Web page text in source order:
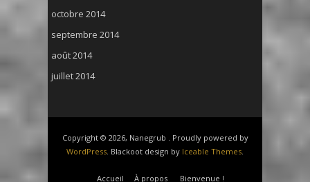
octobre 2014
septembre 2014
août 2014
juillet 2014
Copyright © 2026, Nanegrub . Proudly powered by
WordPress . Blackoot design by Iceable Themes
Accueil À propos Bienvenue !